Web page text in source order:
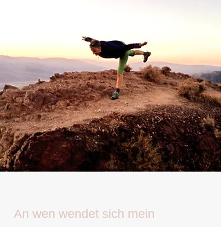
An wen wendet sich mein